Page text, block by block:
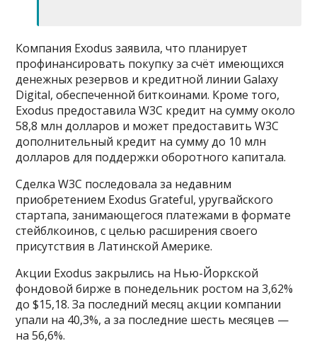
Компания Exodus заявила, что планирует
профинансировать покупку за счёт имеющихся
денежных резервов и кредитной линии Galaxy
Digital, обеспеченной биткоинами. Кроме того,
Exodus предоставила W3C кредит на сумму около
58,8 млн долларов и может предоставить W3C
дополнительный кредит на сумму до 10 млн
долларов для поддержки оборотного капитала.
Сделка W3C последовала за недавним
приобретением Exodus Grateful, уругвайского
стартапа, занимающегося платежами в формате
стейблкоинов, с целью расширения своего
присутствия в Латинской Америке.
Акции Exodus закрылись на Нью-Йоркской
фондовой бирже в понедельник ростом на 3,62%
до $15,18. За последний месяц акции компании
упали на 40,3%, а за последние шесть месяцев —
на 56,6%.